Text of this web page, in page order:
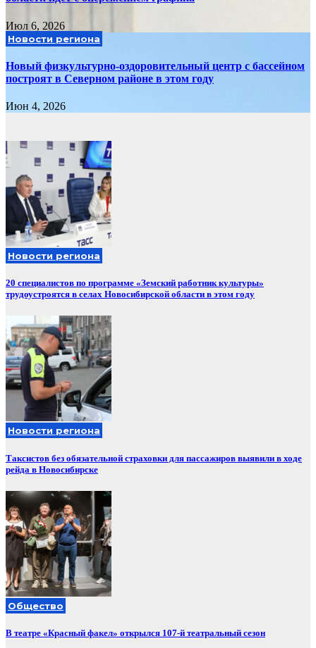
Июл 6, 2026
Новости региона
Новый физкультурно-оздоровительный центр с бассейном
построят в Северном районе в этом году
Июн 4, 2026
Новости региона
20 специалистов по программе «Земский работник культуры»
трудоустроятся в селах Новосибирской области в этом году
Новости региона
Таксистов без обязательной страховки для пассажиров выявили в ходе
рейда в Новосибирске
Общество
В театре «Красный факел» открылся 107-й театральный сезон